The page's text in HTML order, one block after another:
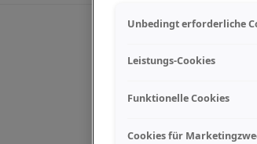
Unbedingt erforderliche
Leistungs-Cookies
Funktionelle Cookies
Cookies für